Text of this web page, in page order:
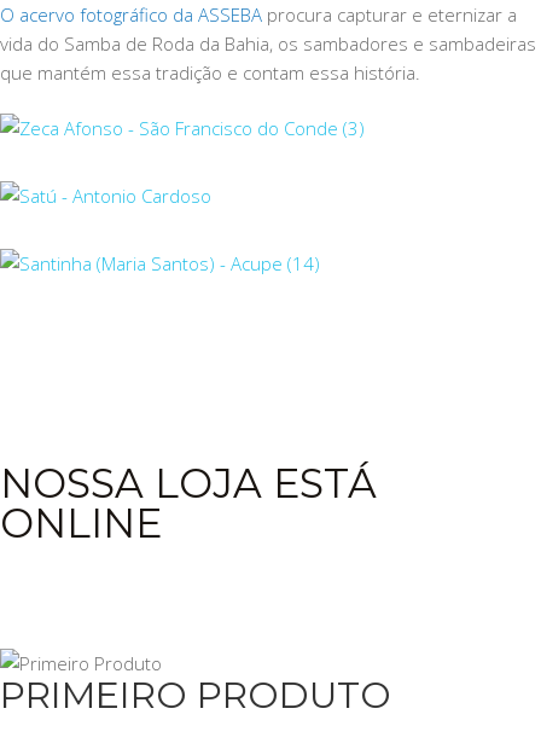
O acervo fotográfico da ASSEBA procura capturar e eternizar a
vida do Samba de Roda da Bahia, os sambadores e sambadeiras
que mantém essa tradição e contam essa história.
NOSSA LOJA ESTÁ
ONLINE
PRIMEIRO PRODUTO